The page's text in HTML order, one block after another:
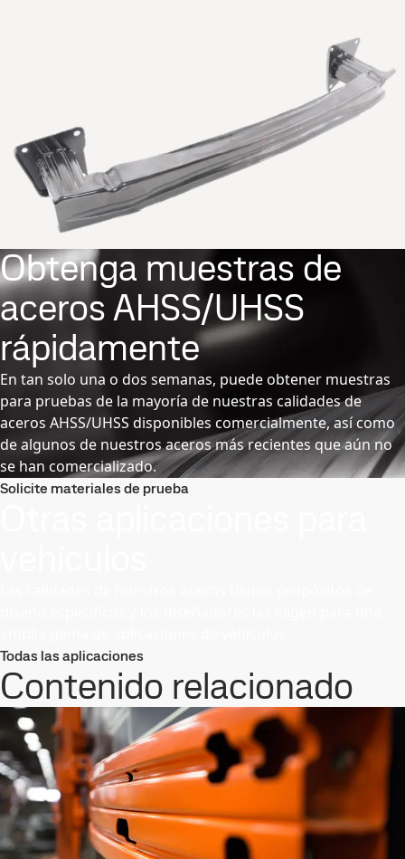
Obtenga muestras de
aceros AHSS/UHSS
rápidamente
En tan solo una o dos semanas, puede obtener muestras
para pruebas de la mayoría de nuestras calidades de
aceros AHSS/UHSS disponibles comercialmente, así como
de algunos de nuestros aceros más recientes que aún no
se han comercializado.
Solicite materiales de prueba
Todas las aplicaciones
Contenido relacionado